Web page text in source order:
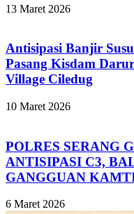
13 Maret 2026
Antisipasi Banjir
Pasang Kisdam
Village Ciledug
10 Maret 2026
POLRES SERANG
ANTISIPASI C3,
GANGGUAN
6 Maret 2026